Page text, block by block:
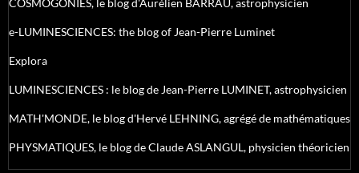
COSMOGONIES, le blog d'Aurélien BARRAU, astrophysicien
e-LUMINESCIENCES: the blog of Jean-Pierre Luminet
Explora
LUMINESCIENCES : le blog de Jean-Pierre LUMINET, astrophysicien
MATH'MONDE, le blog d'Hervé LEHNING, agrégé de mathématiques
PHYSMATIQUES, le blog de Claude ASLANGUL, physicien théoricien